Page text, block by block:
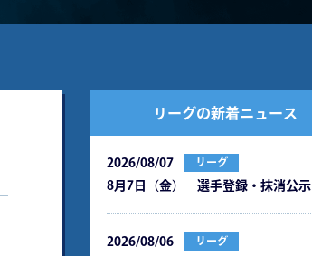
リーグの新着ニュース
2026/08/07 リーグ
8月7日（金） 選手登録・抹消公示
2026/08/06 リーグ